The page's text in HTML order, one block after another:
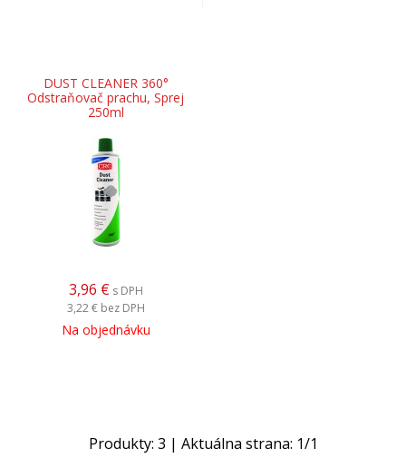
DUST CLEANER 360°
Odstraňovač prachu, Sprej
250ml
3,96 € s DPH
3,22 € bez DPH
Na objednávku
Produkty: 3 | Aktuálna strana: 1/1